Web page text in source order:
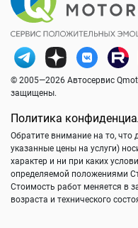
© 2005—2026 Автосервис
защищены.
Политика
Обратите внимание на то, что
указанные цены на услуги)
характер и ни при каких
определяемой положениями
Стоимость работ меняется в
возраста и технического